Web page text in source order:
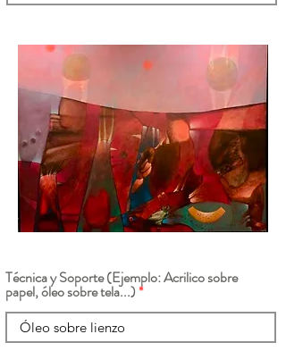
Técnica y Soporte (Ejemplo: Acrilico sobre
papel, óleo sobre tela...)